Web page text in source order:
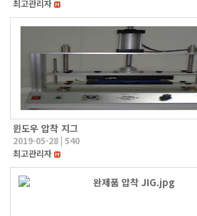
최고관리자
윈도우 압착 지그
2019-05-28 | 540
최고관리자